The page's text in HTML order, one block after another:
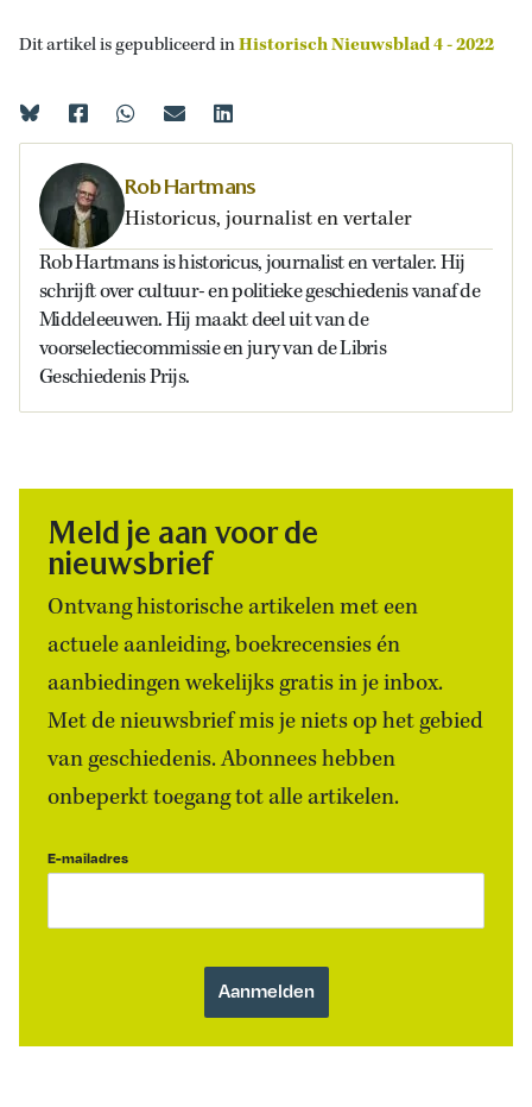
Dit artikel is gepubliceerd inHistorisch Nieuwsblad 4 - 2022
Rob Hartmans
Historicus, journalist en vertaler
Rob Hartmans is historicus, journalist en vertaler. Hij
schrijft over cultuur- en politieke geschiedenis vanaf de
Middeleeuwen. Hij maakt deel uit van de
voorselectiecommissie en jury van de Libris
Geschiedenis Prijs.
Meld je aan voor de
nieuwsbrief
Ontvang historische artikelen met een
actuele aanleiding, boekrecensies én
aanbiedingen wekelijks gratis in je inbox.
Met de nieuwsbrief mis je niets op het gebied
van geschiedenis. Abonnees hebben
onbeperkt toegang tot alle artikelen.
E-mailadres